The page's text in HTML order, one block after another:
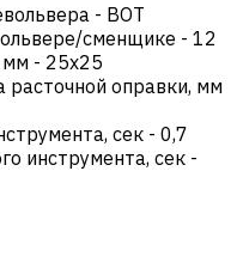
- BOT
сменщике - 12
мм - 25х25
расточной оправки, мм
сек - 0,7
инструмента, сек -